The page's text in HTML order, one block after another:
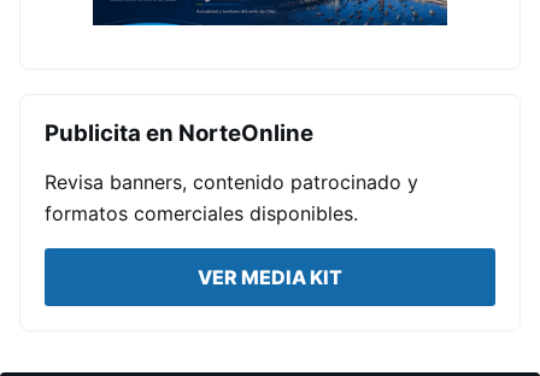
Publicita en NorteOnline
Revisa banners, contenido patrocinado y
formatos comerciales disponibles.
VER MEDIA KIT